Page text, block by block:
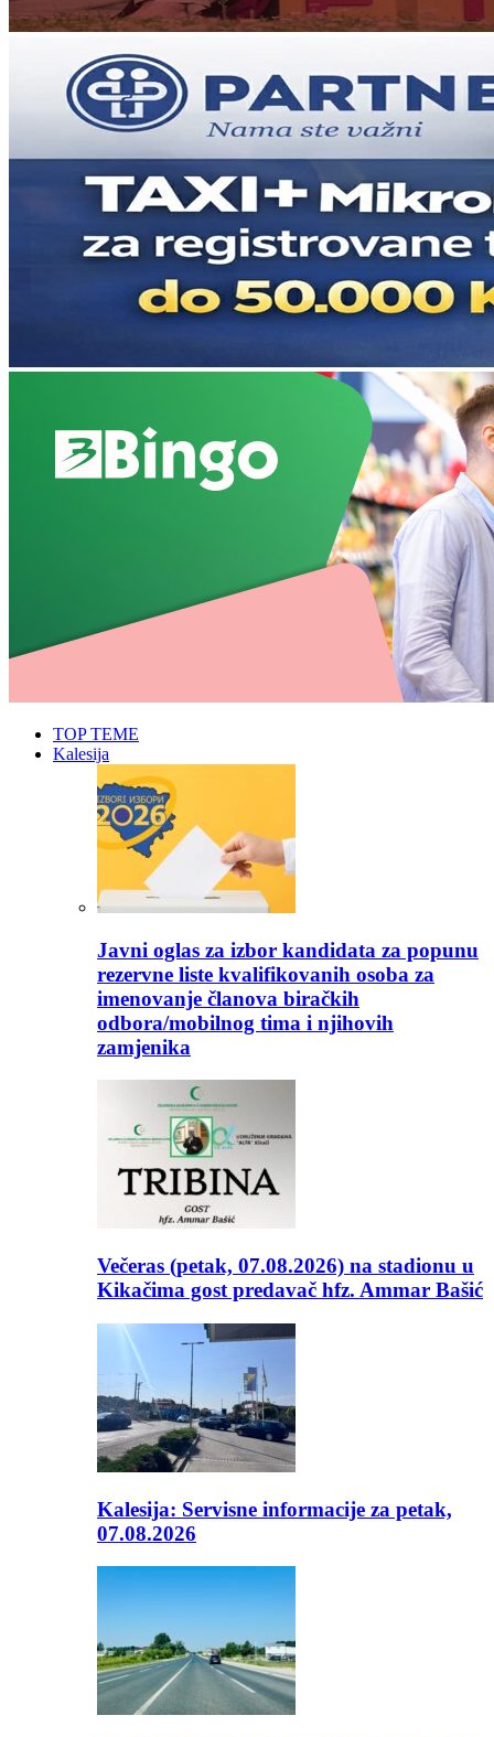
TOP TEME
Kalesija
Javni oglas za izbor kandidata za popunu
rezervne liste kvalifikovanih osoba za
imenovanje članova biračkih
odbora/mobilnog tima i njihovih
zamjenika
Večeras (petak, 07.08.2026) na stadionu u
Kikačima gost predavač hfz. Ammar Bašić
Kalesija: Servisne informacije za petak,
07.08.2026